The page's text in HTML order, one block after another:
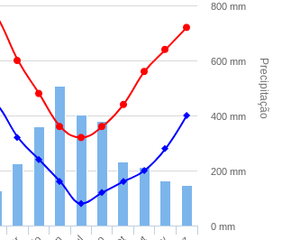
Precipitação
0 mm
200 mm
400 mm
600 mm
800 mm